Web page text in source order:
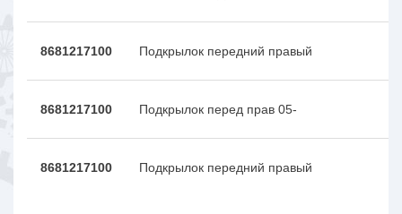
8681217100 Подкрылок передний правый
8681217100 Подкрылок перед прав 05-
8681217100 Подкрылок передний правый